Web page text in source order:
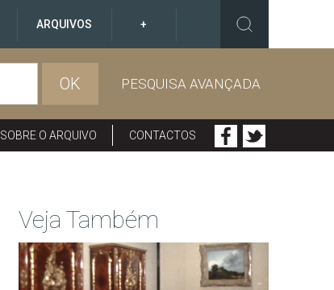
ARQUIVOS +
OK PESQUISA AVANÇADA
SOBRE O ARQUIVO CONTACTOS
Veja Também